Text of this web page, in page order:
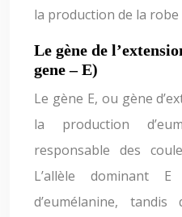
la production de la robe
Le gène de
gene – E)
Le gène E, ou gène
la production
responsable des
L’allèle dominant
d’eumélanine,